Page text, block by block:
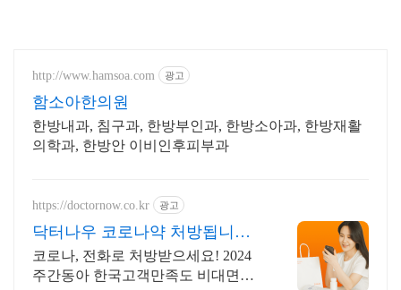
http://www.hamsoa.com 광고
함소아한의원
한방내과, 침구과, 한방부인과, 한방소아과, 한방재활
의학과, 한방안 이비인후피부과
https://doctornow.co.kr 광고
닥터나우 코로나약 처방됩니다
365일 24시간 진료가능
코로나, 전화로 처방받으세요! 2024
주간동아 한국고객만족도 비대면진